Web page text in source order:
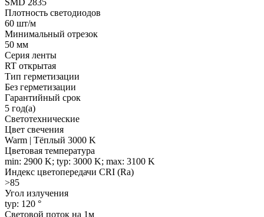
Плотность светодиодов
60 шт/м
Минимальный отрезок
50 мм
Серия ленты
RT открытая
Тип герметизации
Без герметизации
Гарантийный срок
5 год(а)
Светотехнические
Цвет свечения
Warm | Тёплый 3000 K
Цветовая температура
min: 2900 K; typ: 3000 K; max: 3100 K
Индекс цветопередачи CRI (Ra)
>85
Угол излучения
typ: 120 °
Световой поток на 1м